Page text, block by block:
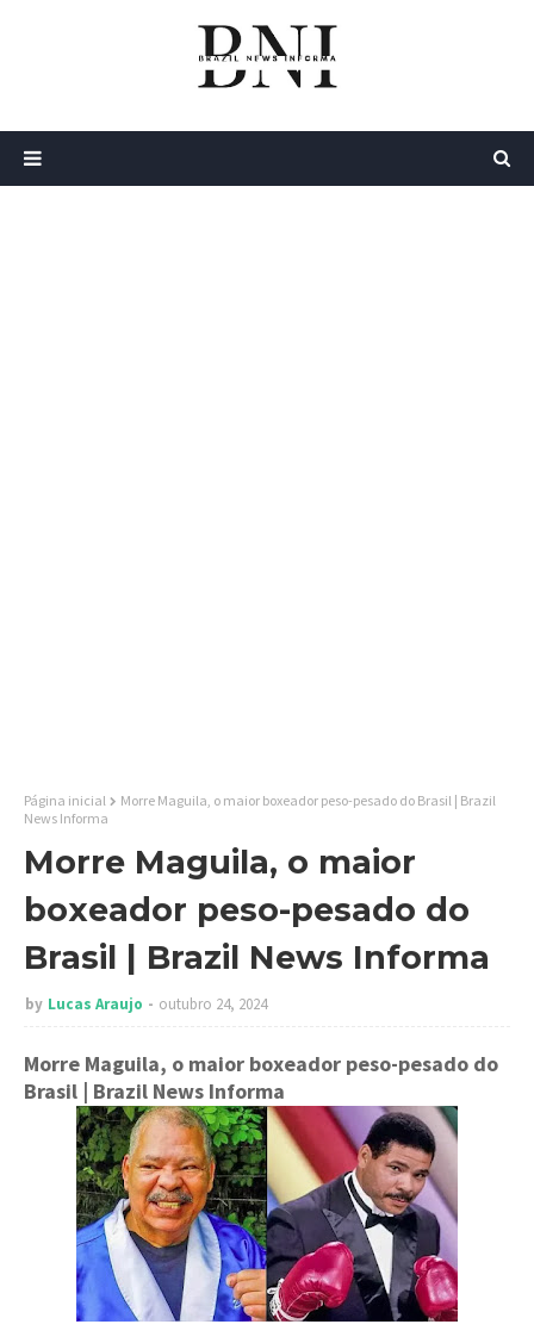
Página inicial
Morre Maguila, o maior boxeador peso-pesado do Brasil | Brazil
News Informa
Morre Maguila, o maior
boxeador peso-pesado do
Brasil | Brazil News Informa
by Lucas Araujo outubro 24, 2024
Morre Maguila, o maior boxeador peso-pesado do
Brasil | Brazil News Informa